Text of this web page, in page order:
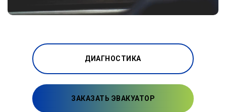
ДИАГНОСТИКА
ЗАКАЗАТЬ ЭВАКУАТОР